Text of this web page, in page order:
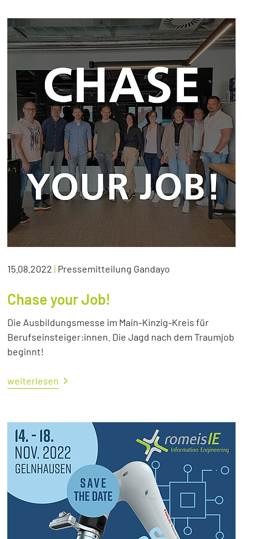
15.08.2022 | Pressemitteilung Gandayo
Chase your Job!
Die Ausbildungsmesse im Main-Kinzig-Kreis für
Berufseinsteiger:innen. Die Jagd nach dem Traumjob
beginnt!
weiterlesen